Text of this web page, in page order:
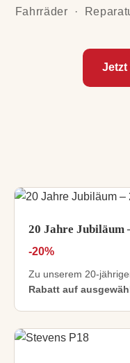
Fahrräder ·
Jetzt
20 Jahre Jubiläum
-20%
Zu unserem 20-
Rabatt auf